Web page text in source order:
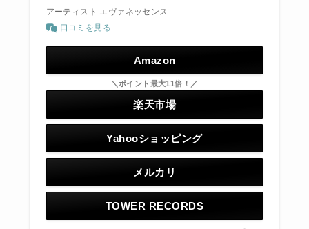
アーティスト:エヴァネッセンス
口コミを見る
Amazon
＼ポイント最大11倍！／
楽天市場
Yahooショッピング
メルカリ
TOWER RECORDS